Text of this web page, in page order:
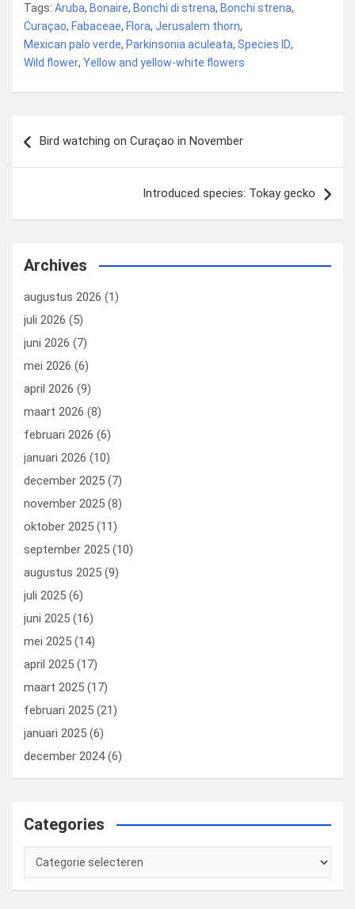
ce
b
o
o
ke
dI
n
er
es
t
ail st
o
d
o
e
n
Tags: Aruba, Bonaire, Bonchi di strena, Bonchi strena,
Curaçao, Fabaceae, Flora, Jerusalem thorn,
Mexican palo verde, Parkinsonia aculeata, Species ID,
Wild flower, Yellow and yellow-white flowers
navigatie
Bird watching on Curaçao in November
Introduced species: Tokay gecko
Archives
augustus 2026 (1)
juli 2026 (5)
juni 2026 (7)
mei 2026 (6)
april 2026 (9)
maart 2026 (8)
februari 2026 (6)
januari 2026 (10)
december 2025 (7)
november 2025 (8)
oktober 2025 (11)
september 2025 (10)
augustus 2025 (9)
juli 2025 (6)
juni 2025 (16)
mei 2025 (14)
april 2025 (17)
maart 2025 (17)
februari 2025 (21)
januari 2025 (6)
december 2024(6)
Categories
Categories